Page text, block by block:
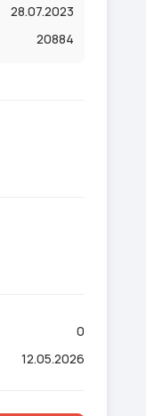
28.07.2023
20884
0
12.05.2026